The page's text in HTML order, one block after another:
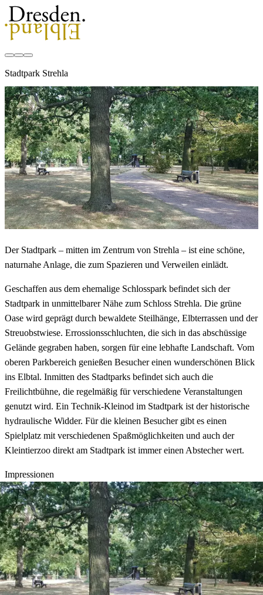
Stadtpark Strehla
Der Stadtpark – mitten im Zentrum von Strehla – ist eine schöne,
naturnahe Anlage, die zum Spazieren und Verweilen einlädt.
Geschaffen aus dem ehemalige Schlosspark befindet sich der
Stadtpark in unmittelbarer Nähe zum Schloss Strehla. Die grüne
Oase wird geprägt durch bewaldete Steilhänge, Elbterrassen und der
Streuobstwiese. Errossionsschluchten, die sich in das abschüssige
Gelände gegraben haben, sorgen für eine lebhafte Landschaft. Vom
oberen Parkbereich genießen Besucher einen wunderschönen Blick
ins Elbtal. Inmitten des Stadtparks befindet sich auch die
Freilichtbühne, die regelmäßig für verschiedene Veranstaltungen
genutzt wird. Ein Technik-Kleinod im Stadtpark ist der historische
hydraulische Widder. Für die kleinen Besucher gibt es einen
Spielplatz mit verschiedenen Spaßmöglichkeiten und auch der
Kleintierzoo direkt am Stadtpark ist immer einen Abstecher wert.
Impressionen